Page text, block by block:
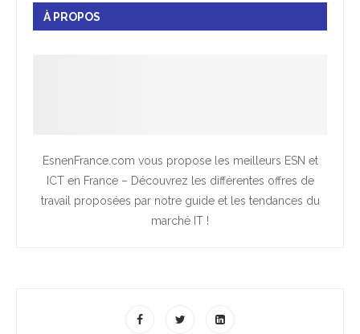
À PROPOS
EsnenFrance.com vous propose les meilleurs ESN et
ICT en France – Découvrez les différentes offres de
travail proposées par notre guide et les tendances du
marché IT !